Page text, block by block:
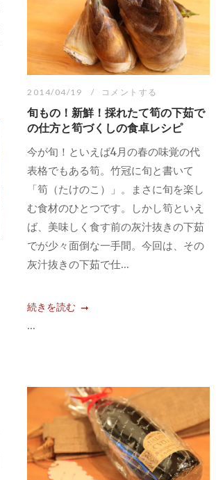
2014/04/19 コメントする
旬もの！新鮮！採れたて筍の下茹で
の仕方と筍づくしの食卓レシピ
今が旬！といえば4月の春の味覚の代
表格でもある筍。竹冠に旬と書いて
「筍（たけのこ）」。まさに旬を楽し
む食材のひとつです。しかし筍といえ
ば、美味しく食す前の灰汁抜きの下茹
でが少々面倒な一手間。今回は、その
灰汁抜きの下茹で仕...
続きを読む
...